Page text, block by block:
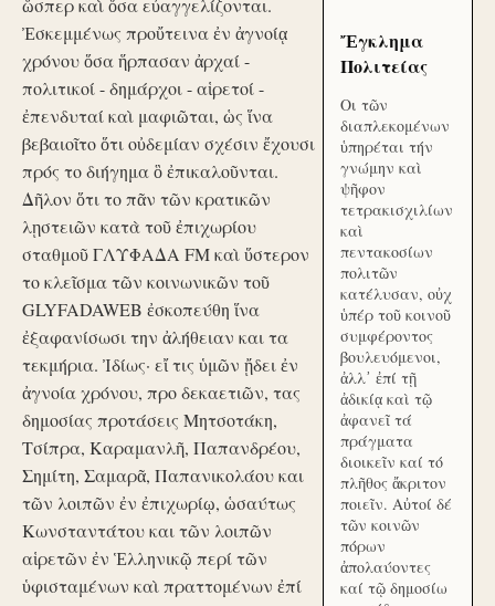
ὥσπερ καὶ ὅσα εὐαγγελίζονται.
Ἐσκεμμένως προὔτεινα ἐν ἀγνοίᾳ
χρόνου ὅσα ἥρπασαν ἀρχαί -
πολιτικοί - δημάρχοι - αἱρετοί -
ἐπενδυταί καὶ μαφιῶται, ὡς ἵνα
βεβαιοῖτο ὅτι οὐδεμίαν σχέσιν ἔχουσι
πρός το διήγημα ὃ ἐπικαλοῦνται.
Δῆλον ὅτι το πᾶν τῶν κρατικῶν
λῃστειῶν κατὰ τοῦ ἐπιχωρίου
σταθμοῦ ΓΛΥΦΑΔΑ FM καὶ ὕστερον
το κλεῖσμα τῶν κοινωνικῶν τοῦ
GLYFADAWEB ἐσκοπεύθη ἵνα
ἐξαφανίσωσι την ἀλήθειαν και τα
τεκμήρια. Ἰδίως· εἴ τις ὑμῶν ᾔδει ἐν
ἀγνοία χρόνου, προ δεκαετιῶν, τας
δημοσίας προτάσεις Μητσοτάκη,
Τσίπρα, Καραμανλῆ, Παπανδρέου,
Σημίτη, Σαμαρᾶ, Παπανικολάου και
τῶν λοιπῶν ἐν ἐπιχωρίῳ, ὡσαύτως
Κωνσταντάτου και τῶν λοιπῶν
αἱρετῶν ἐν Ἑλληνικῷ περί τῶν
ὑφισταμένων καὶ πραττομένων ἐπί
Ἔγκλημα
Πολιτείας
Οι τῶν
διαπλεκομένων
ὑπηρέται τήν
γνώμην καὶ
ψῆφον
τετρακισχιλίων
καὶ
πεντακοσίων
πολιτῶν
κατέλυσαν, οὐχ
ὑπέρ τοῦ κοινοῦ
συμφέροντος
βουλευόμενοι,
ἀλλ᾽ ἐπί τῇ
ἀδικίᾳ καὶ τῷ
ἀφανεῖ τά
πράγματα
διοικεῖν καί τό
πλῆθος ἄκριτον
ποιεῖν. Αὐτοί δέ
τῶν κοινῶν
πόρων
ἀπολαύοντες
καί τῷ δημοσίω